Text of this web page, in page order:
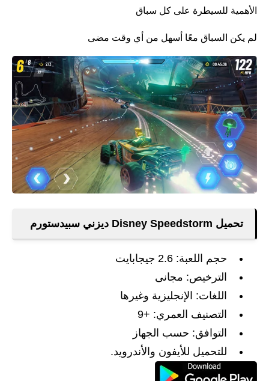
الأهمية للسيطرة على كل سباق
لم يكن السباق معًا أسهل من أي وقت مضى
تحميل Disney Speedstorm ديزني سبيدستورم
حجم اللعبة: 2.6 جيجابايت
الترخيص: مجانى
اللغات: الإنجليزية وغيرها
التصنيف العمري: +9
التوافق: حسب الجهاز
للتحميل للأيفون والأندرويد.